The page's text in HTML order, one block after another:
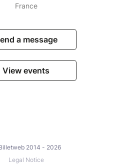
France
a message
View events
2014 - 2026
Legal Notice